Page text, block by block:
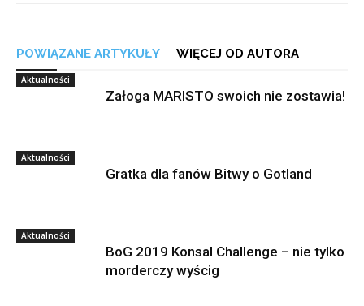
POWIĄZANE ARTYKUŁY WIĘCEJ OD AUTORA
Aktualności
Załoga MARISTO swoich nie zostawia!
Aktualności
Gratka dla fanów Bitwy o Gotland
Aktualności
BoG 2019 Konsal Challenge – nie tylko
morderczy wyścig